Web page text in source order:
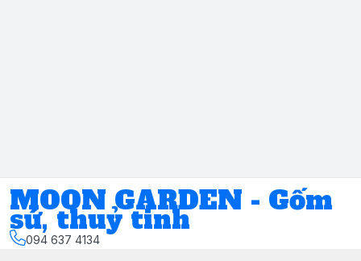
MOON GARDEN - Gốm
sứ, thuỷ tinh
094 637 4134